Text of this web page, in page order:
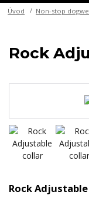
Úvod Non-stop
Rock
Rock